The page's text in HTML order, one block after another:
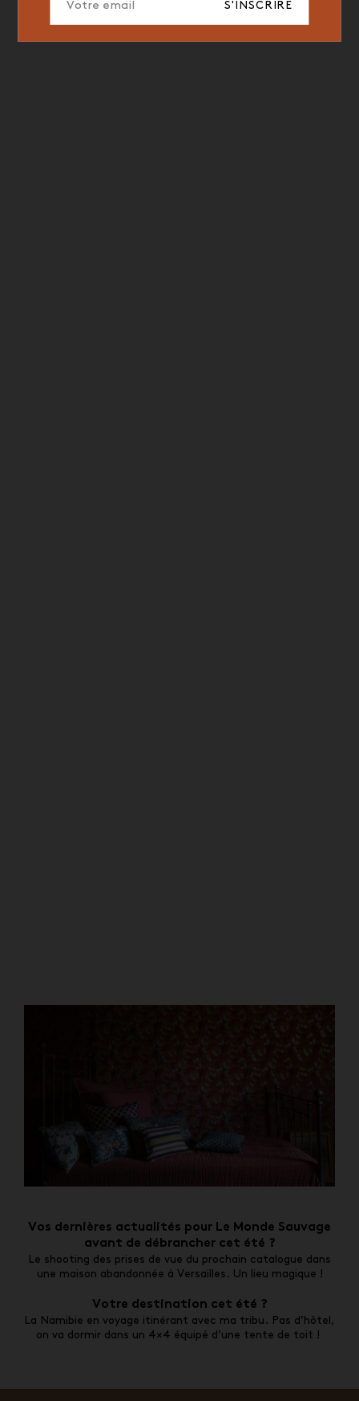
Vos dernières actualités pour Le Monde Sauvage
avant de débrancher cet été ?
Le shooting des prises de vue du prochain catalogue dans
une maison abandonnée à Versailles. Un lieu magique !
Votre destination cet été ?
La Namibie en voyage itinérant avec ma tribu. Pas d’hôtel,
on va dormir dans un 4×4 équipé d’une tente de toit !
S'INSCRIRE